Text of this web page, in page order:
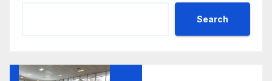
Search